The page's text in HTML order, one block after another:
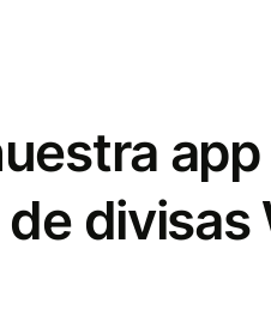
divisas